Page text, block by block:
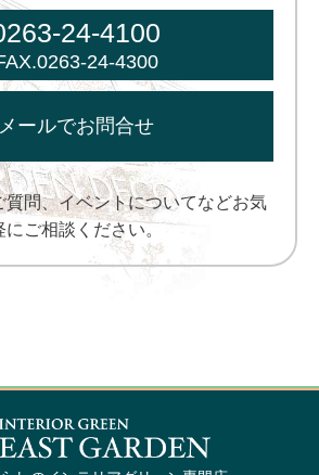
24-4100
24-4300
メールでお問合せ
質問、イベントについてなどお気
にご相談ください。